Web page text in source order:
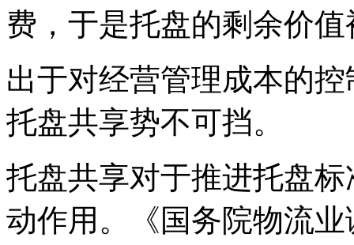
费，于是托盘的剩余价
出于对经营管理成本的
托盘共享势不可挡。
托盘共享对于推进托盘
动作用。《国务院物流